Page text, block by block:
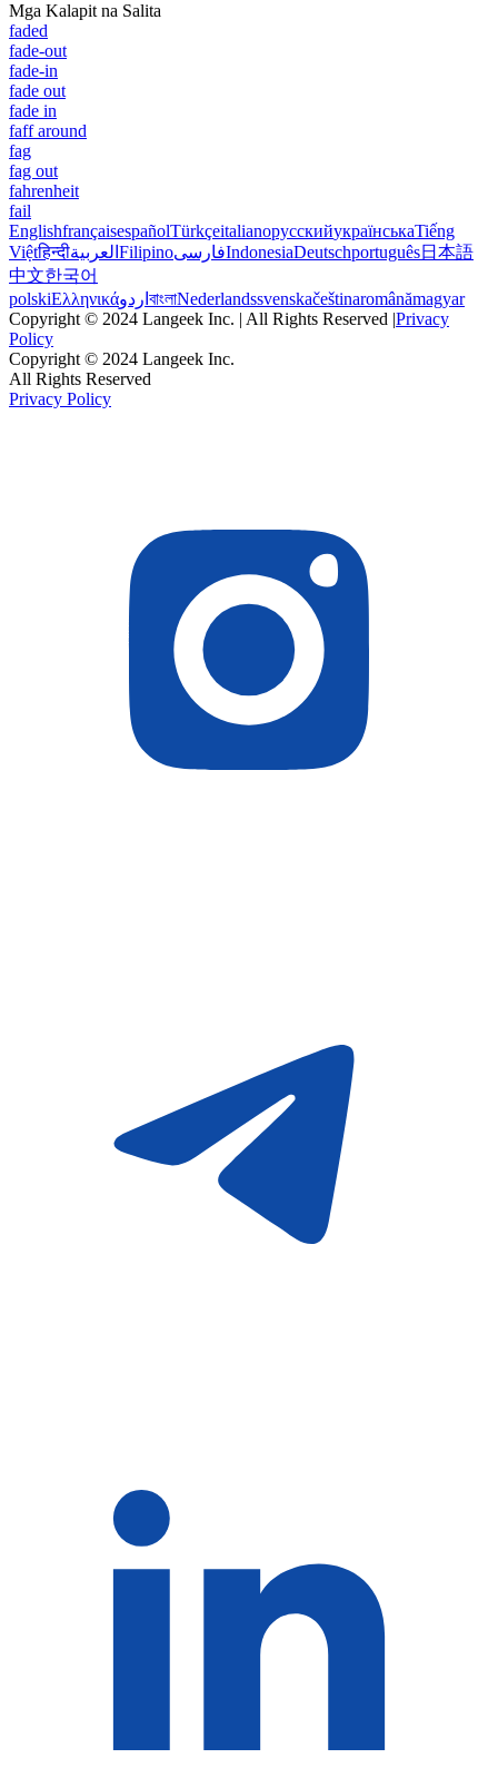
Mga Kalapit na Salita
faded
fade-out
fade-in
fade out
fade in
faff around
fag
fag out
fahrenheit
fail
EnglishfrançaisespañolTürkçeitalianoрусскийукраїнськаTiếng
Việtहिन्दीالعربية FilipinoفارسیIndonesiaDeutschportuguês日本語
中文한국어
polskiΕλληνικάاردو বাংলাNederlandssvenskačeštinaromânămagyar
Copyright © 2024 Langeek Inc. | All Rights Reserved |Privacy
Policy
Copyright © 2024 Langeek Inc.
All Rights Reserved
Privacy Policy